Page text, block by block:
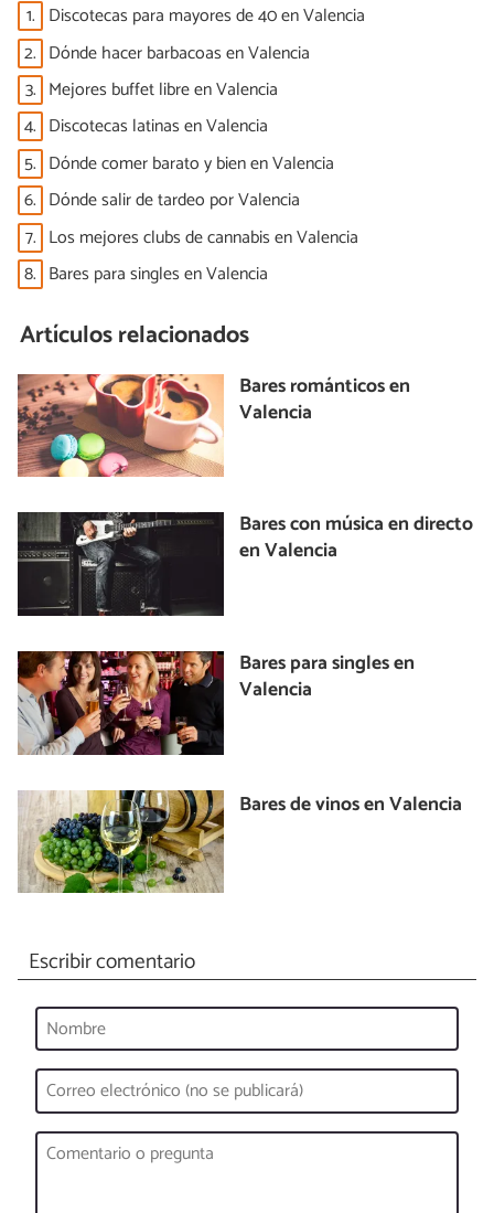
1. Discotecas para mayores de 40 en Valencia
2. Dónde hacer barbacoas en Valencia
3. Mejores buffet libre en Valencia
4. Discotecas latinas en Valencia
5. Dónde comer barato y bien en Valencia
6. Dónde salir de tardeo por Valencia
7. Los mejores clubs de cannabis en Valencia
8. Bares para singles en Valencia
Artículos relacionados
Bares románticos en
Valencia
Bares con música en directo
en Valencia
Bares para singles en
Valencia
Bares de vinos en Valencia
Escribir comentario